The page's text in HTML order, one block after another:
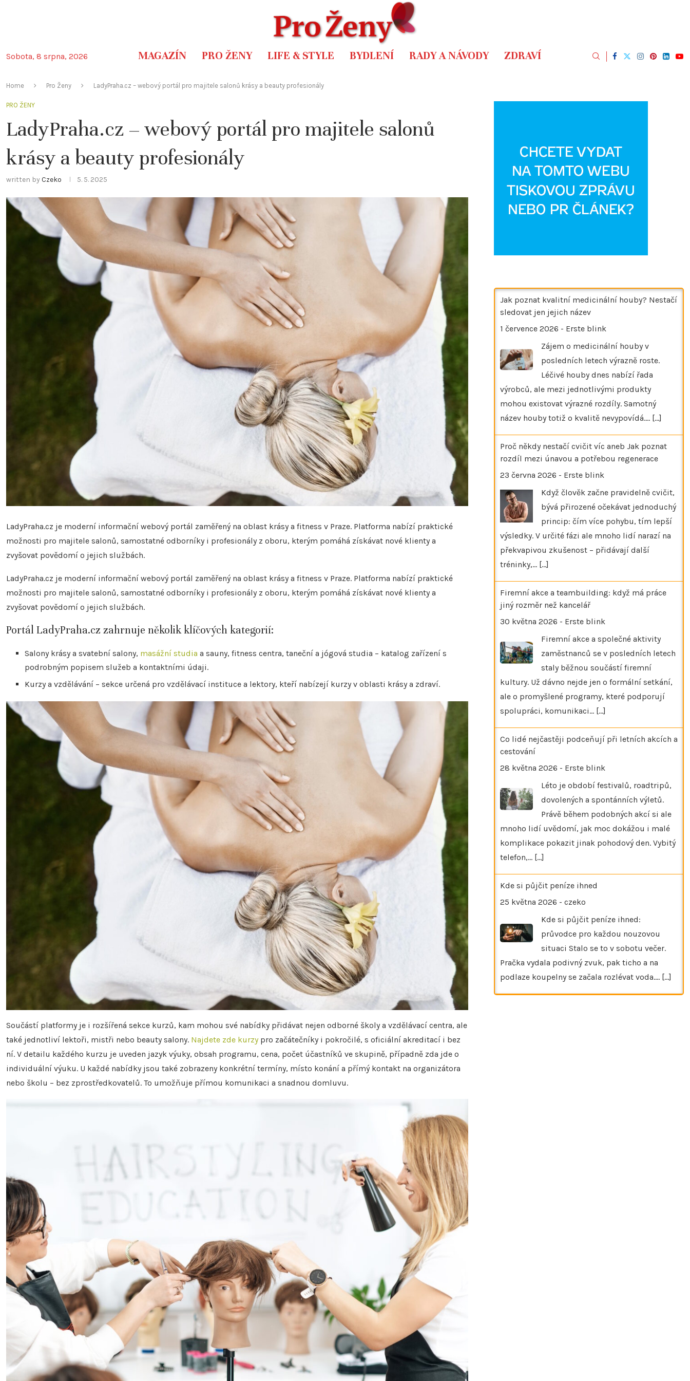
Sobota, 8 srpna, 2026 MAGAZÍN PRO ŽENY LIFE & STYLE BYDLENÍ RADY A NÁVODY ZDRAVÍ
Home Pro Ženy LadyPraha.cz – webový portál pro majitele salonů krásy a beauty profesionály
PRO ŽENY
LadyPraha.cz – webový portál pro majitele salonů
krásy a beauty profesionály
written by Czeko 5. 5. 2025
LadyPraha.cz je moderní informační webový portál zaměřený na oblast krásy a fitness v Praze. Platforma nabízí praktické
možnosti pro majitele salonů, samostatné odborníky i profesionály z oboru, kterým pomáhá získávat nové klienty a
zvyšovat povědomí o jejich službách.
LadyPraha.cz je moderní informační webový portál zaměřený na oblast krásy a fitness v Praze. Platforma nabízí praktické
možnosti pro majitele salonů, samostatné odborníky i profesionály z oboru, kterým pomáhá získávat nové klienty a
zvyšovat povědomí o jejich službách.
Portál LadyPraha.cz zahrnuje několik klíčových kategorií:
Salony krásy a svatební salony, masážní studia a sauny, fitness centra, taneční a jógová studia – katalog zařízení s
podrobným popisem služeb a kontaktními údaji.
Kurzy a vzdělávání – sekce určená pro vzdělávací instituce a lektory, kteří nabízejí kurzy v oblasti krásy a zdraví.
Součástí platformy je i rozšířená sekce kurzů, kam mohou své nabídky přidávat nejen odborné školy a vzdělávací centra, ale
také jednotliví lektoři, mistři nebo beauty salony. Najdete zde kurzypro začátečníky i pokročilé, s oficiální akreditací i bez
ní. V detailu každého kurzu je uveden jazyk výuky, obsah programu, cena, počet účastníků ve skupině, případně zda jde o
individuální výuku. U každé nabídky jsou také zobrazeny konkrétní termíny, místo konání a přímý kontakt na organizátora
nebo školu – bez zprostředkovatelů. To umožňuje přímou komunikaci a snadnou domluvu.
Jak poznat kvalitní medicinální houby? Nestačí
sledovat jen jejich název
1 července 2026 - Erste blink
Zájem o medicinální houby v
posledních letech výrazně roste.
Léčivé houby dnes nabízí řada
výrobců, ale mezi jednotlivými produkty
mohou existovat výrazné rozdíly. Samotný
název houby totiž o kvalitě nevypovídá.… [...]
Proč někdy nestačí cvičit víc aneb Jak poznat
rozdíl mezi únavou a potřebou regenerace
23 června 2026 - Erste blink
Když člověk začne pravidelně cvičit,
bývá přirozené očekávat jednoduchý
princip: čím více pohybu, tím lepší
výsledky. V určité fázi ale mnoho lidí narazí na
překvapivou zkušenost – přidávají další
tréninky,… [...]
Firemní akce a teambuilding: když má práce
jiný rozměr než kancelář
30 května 2026 - Erste blink
Firemní akce a společné aktivity
zaměstnanců se v posledních letech
staly běžnou součástí firemní
kultury. Už dávno nejde jen o formální setkání,
ale o promyšlené programy, které podporují
spolupráci, komunikaci… [...]
Co lidé nejčastěji podceňují při letních akcích a
cestování
28 května 2026 - Erste blink
Léto je období festivalů, roadtripů,
dovolených a spontánních výletů.
Právě během podobných akcí si ale
mnoho lidí uvědomí, jak moc dokážou i malé
komplikace pokazit jinak pohodový den. Vybitý
telefon,… [...]
Kde si půjčit peníze ihned
25 května 2026 - czeko
Kde si půjčit peníze ihned:
průvodce pro každou nouzovou
situaci Stalo se to v sobotu večer.
Pračka vydala podivný zvuk, pak ticho a na
podlaze koupelny se začala rozlévat voda.… [...]